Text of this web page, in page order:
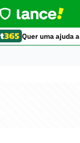
Quer uma ajuda